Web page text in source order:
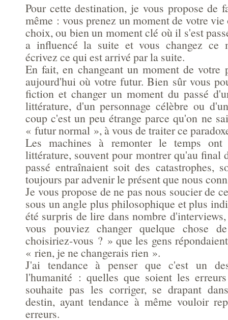
Pour cette destination, je vous propose de
même : vous prenez un moment de votre
choix, ou bien un moment clé où il s'est
a influencé la suite et vous changez ce
écrivez ce qui est arrivé par la suite.
En fait, en changeant un moment de votre
aujourd'hui où votre futur. Bien sûr vous
fiction et changer un moment du passé
littérature, d'un personnage célèbre ou
coup c'est un peu étrange parce qu'on ne
« futur normal », à vous de traiter ce
Les machines à remonter le temps ont
littérature, souvent pour montrer qu'au final
passé entraînaient soit des catastrophes,
toujours par advenir le présent que nous
Je vous propose de ne pas nous soucier de
sous un angle plus philosophique et plus
été surpris de lire dans nombre
vous pouviez changer quelque chose
choisiriez-vous ? » que les gens
« rien, je ne changerais rien ».
J'ai tendance à penser que c'est un
l'humanité : quelles que soient les
souhaite pas les corriger, se drapant
destin, ayant tendance à même vouloir
erreurs.